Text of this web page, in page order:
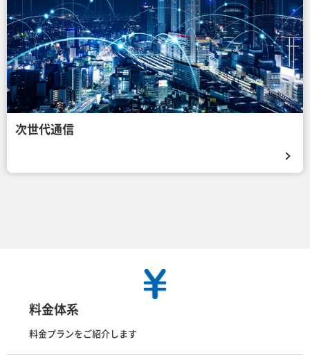
次世代通信
料金体系
料金プランをご紹介します